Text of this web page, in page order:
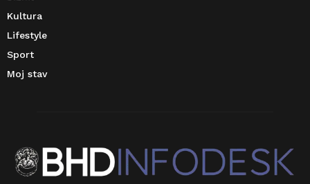
Kultura
Lifestyle
Sport
Moj stav